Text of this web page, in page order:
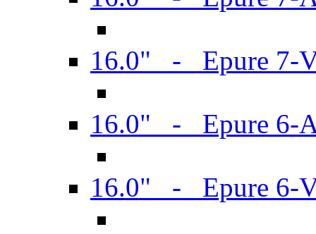
16.0" - Epure 7-
16.0" - Epure 6-
16.0" - Epure 6-